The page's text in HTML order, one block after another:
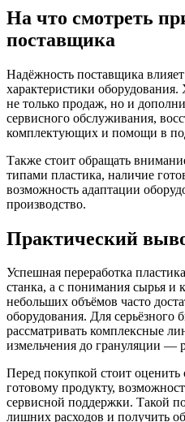
На что смотреть
поставщика
Надёжность поставщика
характеристики
не только продаж, но и
сервисного обслуживания,
комплектующих и помощи в
Также стоит обращать
типами пластика, наличие
возможность адаптации
производство.
Практический
Успешная переработка
станка, а с понимания сырья и
небольших объёмов часто
оборудования. Для серьёзного
рассматривать комплексные
измельчения до грануляции —
Перед покупкой стоит
готовому продукту,
сервисной поддержки. Такой
лишних расходов и получить